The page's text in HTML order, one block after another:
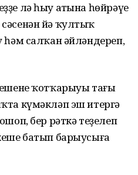
лә һыу аҫтына һөйрәүе
йә ҡултыҡ
һәм салҡан әйләндереп,
ҡотҡарыуы тағы
күмәкләп эш итергә
бер рәткә теҙелеп
батып барыусыға